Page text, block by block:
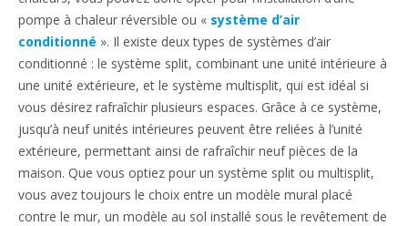
pompe à chaleur réversible ou « système d’air
conditionné ». Il existe deux types de systèmes d’air
conditionné : le système split, combinant une unité intérieure à
une unité extérieure, et le système multisplit, qui est idéal si
vous désirez rafraîchir plusieurs espaces. Grâce à ce système,
jusqu’à neuf unités intérieures peuvent être reliées à l’unité
extérieure, permettant ainsi de rafraîchir neuf pièces de la
maison. Que vous optiez pour un système split ou multisplit,
vous avez toujours le choix entre un modèle mural placé
contre le mur, un modèle au sol installé sous le revêtement de